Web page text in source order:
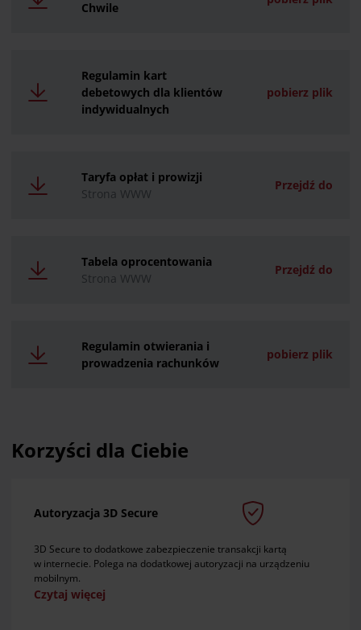
Chwile
Regulamin kart
debetowych dla klientów
indywidualnych
pobierz plik
Taryfa opłat i prowizji
Strona WWW
Przejdź do
Tabela oprocentowania
Strona WWW
Przejdź do
Regulamin otwierania i
prowadzenia rachunków
pobierz plik
Korzyści dla Ciebie
Autoryzacja 3D Secure
3D Secure to dodatkowe zabezpieczenie transakcji kartą
w internecie. Polega na dodatkowej autoryzacji na urządzeniu
mobilnym.
Czytaj więcej